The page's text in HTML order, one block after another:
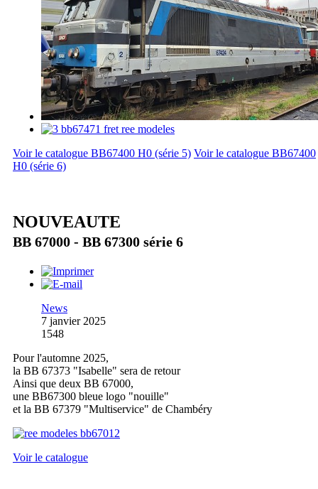
Voir le catalogue BB67400 H0 (série 5) Voir le catalogue BB67400
H0 (série 6)
NOUVEAUTE
BB 67000 - BB 67300 série 6
News
7 janvier 2025
1548
Pour l'automne 2025,
la BB 67373 "Isabelle" sera de retour
Ainsi que deux BB 67000,
une BB67300 bleue logo "nouille"
et la BB 67379 "Multiservice" de Chambéry
Voir le catalogue